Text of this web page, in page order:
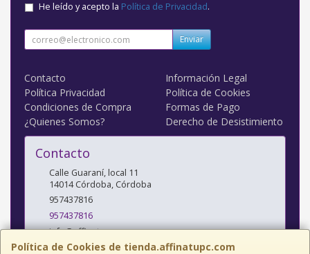
Política de Cookies de tienda.affinatupc.com
He leído y acepto la Política de Privacidad.
Enviar
Contacto
Información Legal
Política Privacidad
Política de Cookies
Condiciones de Compra
Formas de Pago
¿Quienes Somos?
Derecho de Desistimiento
Contacto
Calle Guaraní, local 11
14014 Córdoba, Córdoba
957437816
957437816
info@affinatupc.com